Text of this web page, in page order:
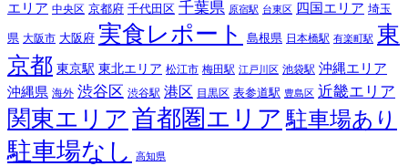
エリア 中央区 京都府 千代田区 千葉県 原宿駅 台東区 四国エリア 埼玉
県 大阪市 大阪府 実食レポート 島根県 日本橋駅 有楽町駅 東
京都 東京駅 東北エリア 松江市 梅田駅 江戸川区 池袋駅 沖縄エリア
沖縄県 海外 渋谷区 渋谷駅 港区 目黒区 表参道駅 豊島区 近畿エリア
関東エリア 首都圏エリア 駐車場あり
駐車場なし 高知県